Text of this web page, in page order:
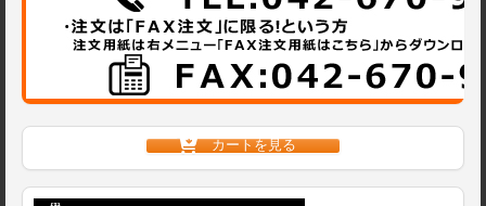
カートを見る